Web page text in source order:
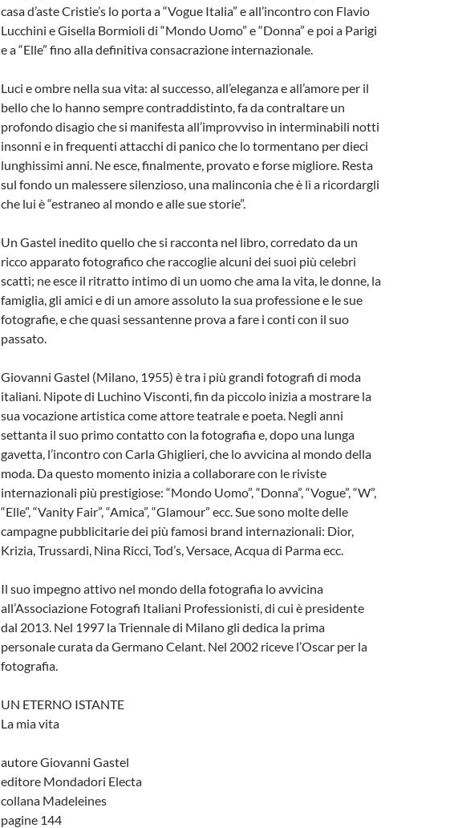
casa d’aste Cristie’s lo porta a “Vogue Italia” e all’incontro con Flavio
Lucchini e Gisella Bormioli di “Mondo Uomo” e “Donna” e poi a Parigi
e a “Elle” fino alla definitiva consacrazione internazionale.
Luci e ombre nella sua vita: al successo, all’eleganza e all’amore per il
bello che lo hanno sempre contraddistinto, fa da contraltare un
profondo disagio che si manifesta all’improvviso in interminabili notti
insonni e in frequenti attacchi di panico che lo tormentano per dieci
lunghissimi anni. Ne esce, finalmente, provato e forse migliore. Resta
sul fondo un malessere silenzioso, una malinconia che è lì a ricordargli
che lui è “estraneo al mondo e alle sue storie”.
Un Gastel inedito quello che si racconta nel libro, corredato da un
ricco apparato fotografico che raccoglie alcuni dei suoi più celebri
scatti; ne esce il ritratto intimo di un uomo che ama la vita, le donne, la
famiglia, gli amici e di un amore assoluto la sua professione e le sue
fotografie, e che quasi sessantenne prova a fare i conti con il suo
passato.
Giovanni Gastel (Milano, 1955) è tra i più grandi fotografi di moda
italiani. Nipote di Luchino Visconti, fin da piccolo inizia a mostrare la
sua vocazione artistica come attore teatrale e poeta. Negli anni
settanta il suo primo contatto con la fotografia e, dopo una lunga
gavetta, l’incontro con Carla Ghiglieri, che lo avvicina al mondo della
moda. Da questo momento inizia a collaborare con le riviste
internazionali più prestigiose: “Mondo Uomo”, “Donna”, “Vogue”, “W”,
“Elle”, “Vanity Fair”, “Amica”, “Glamour” ecc. Sue sono molte delle
campagne pubblicitarie dei più famosi brand internazionali: Dior,
Krizia, Trussardi, Nina Ricci, Tod’s, Versace, Acqua di Parma ecc.
Il suo impegno attivo nel mondo della fotografia lo avvicina
all’Associazione Fotografi Italiani Professionisti, di cui è presidente
dal 2013. Nel 1997 la Triennale di Milano gli dedica la prima
personale curata da Germano Celant. Nel 2002 riceve l’Oscar per la
fotografia.
UN ETERNO ISTANTE
La mia vita
autore Giovanni Gastel
editore Mondadori Electa
collana Madeleines
pagine 144